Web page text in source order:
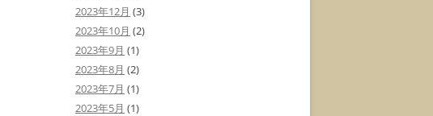
2023年12月 (3)
2023年10月 (2)
2023年9月 (1)
2023年8月 (2)
2023年7月 (1)
2023年5月 (1)